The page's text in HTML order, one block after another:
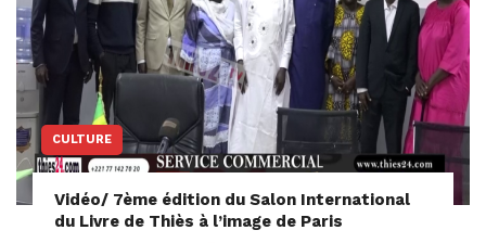
CULTURE
Vidéo/ 7ème édition du Salon International
du Livre de Thiès à l’image de Paris